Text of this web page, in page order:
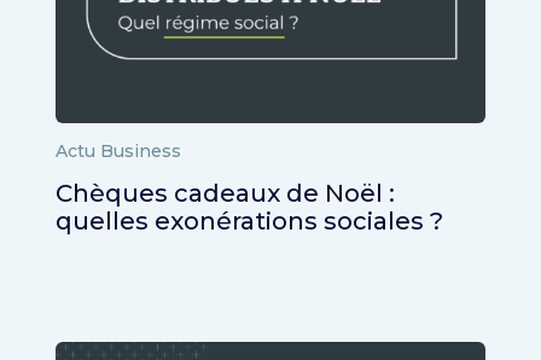
Actu Business
Chèques cadeaux de Noël :
quelles exonérations sociales ?